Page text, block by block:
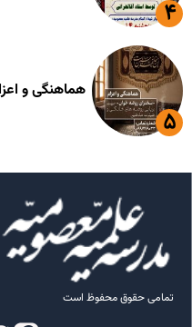
هماهنگی و
تمامی حقوق محفوظ است